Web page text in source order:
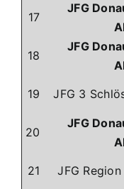
17
JFG
18
JFG
19 JFG 3
20
JFG
21 JFG